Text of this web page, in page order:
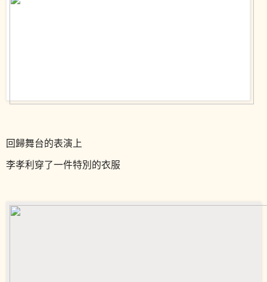
回歸舞台的表演上
李孝利穿了一件特別的衣服